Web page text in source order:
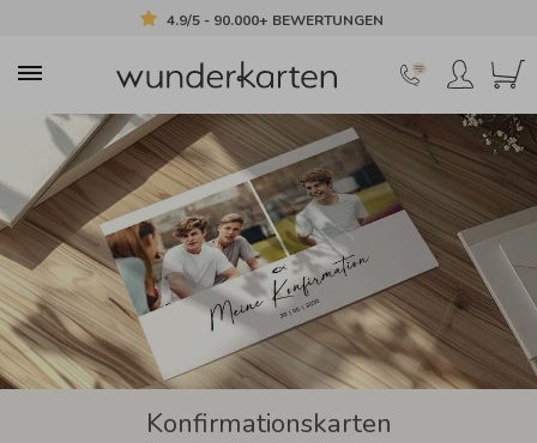
4.9/5 - 90.000+ BEWERTUNGEN
Konfirmationskarten